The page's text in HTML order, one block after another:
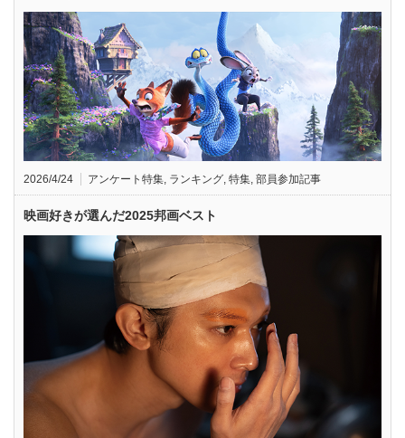
2026/4/24 アンケート特集, ランキング, 特集, 部員参加記事
映画好きが選んだ2025邦画ベスト